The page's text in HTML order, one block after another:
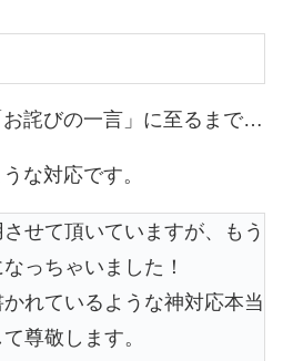
詫びの一言」に至るまで…
な対応です。
せて頂いていますが、もう
っちゃいました！
れているような神対応本当
尊敬します。